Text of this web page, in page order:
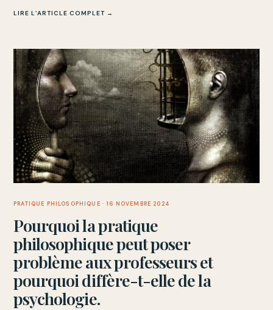
LIRE L’ARTICLE COMPLET →
PRATIQUE PHILOSOPHIQUE · 16 NOVEMBRE 2024
Pourquoi la pratique
philosophique peut poser
problème aux professeurs et
pourquoi diffère-t-elle de la
psychologie.